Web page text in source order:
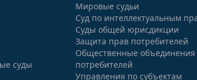
суды
Мировые судьи
Суд по интеллектуальным
Суды общей юрисдикции
Защита прав потребителей
Общественные объединения
потребителей
Управления по субъектам